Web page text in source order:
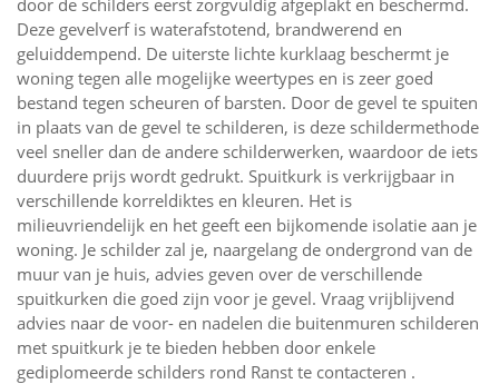
Deze gevelverf is waterafstotend, brandwerend en
geluiddempend. De uiterste lichte kurklaag beschermt je
woning tegen alle mogelijke weertypes en is zeer goed
bestand tegen scheuren of barsten. Door de gevel te spuiten
in plaats van de gevel te schilderen, is deze schildermethode
veel sneller dan de andere schilderwerken, waardoor de iets
duurdere prijs wordt gedrukt. Spuitkurk is verkrijgbaar in
verschillende korreldiktes en kleuren. Het is
milieuvriendelijk en het geeft een bijkomende isolatie aan je
woning. Je schilder zal je, naargelang de ondergrond van de
muur van je huis, advies geven over de verschillende
spuitkurken die goed zijn voor je gevel. Vraag vrijblijvend
advies naar de voor- en nadelen die buitenmuren schilderen
met spuitkurk je te bieden hebben door enkele
gediplomeerde schilders rond Ranst te contacteren .